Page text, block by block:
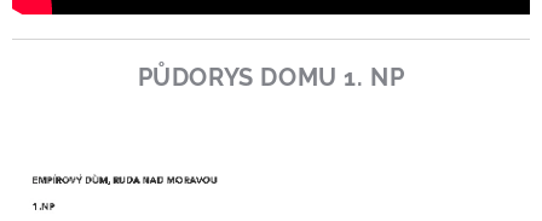
PŮDORYS DOMU 1. NP